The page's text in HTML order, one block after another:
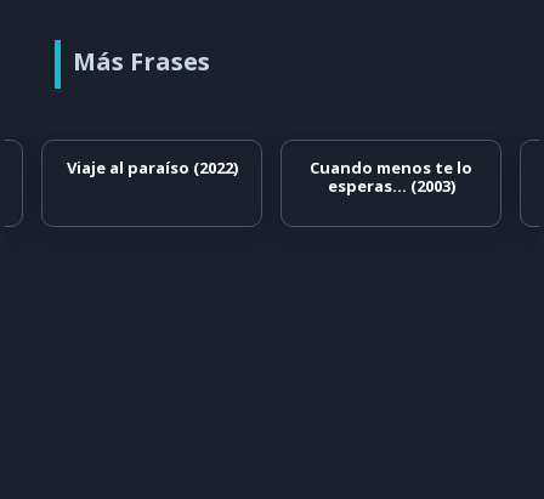
Más Frases
Viaje al paraíso (2022)
Cuando menos te lo
esperas… (2003)